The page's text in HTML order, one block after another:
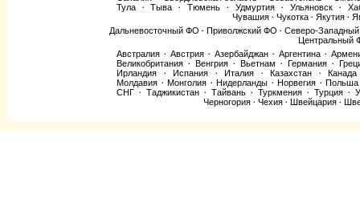
Тула
· Тыва · Тюмень · Удмуртия · Ульяновск ·
Чувашия · Чукотка · Якутия ·
Дальневосточный ФО · Приволжский ФО · Северо-
Центральный
Австралия · Австрия · Азербайджан · Аргентина ·
Великобритания · Венгрия · Вьетнам · Германия ·
Ирландия
· Испания · Италия · Казахстан ·
Канада
Молдавия · Монголия · Нидерланды · Норвегия · Польша
СНГ · Таджикистан · Тайвань · Туркмения · Турция ·
Черногория · Чехия · Швейцария ·